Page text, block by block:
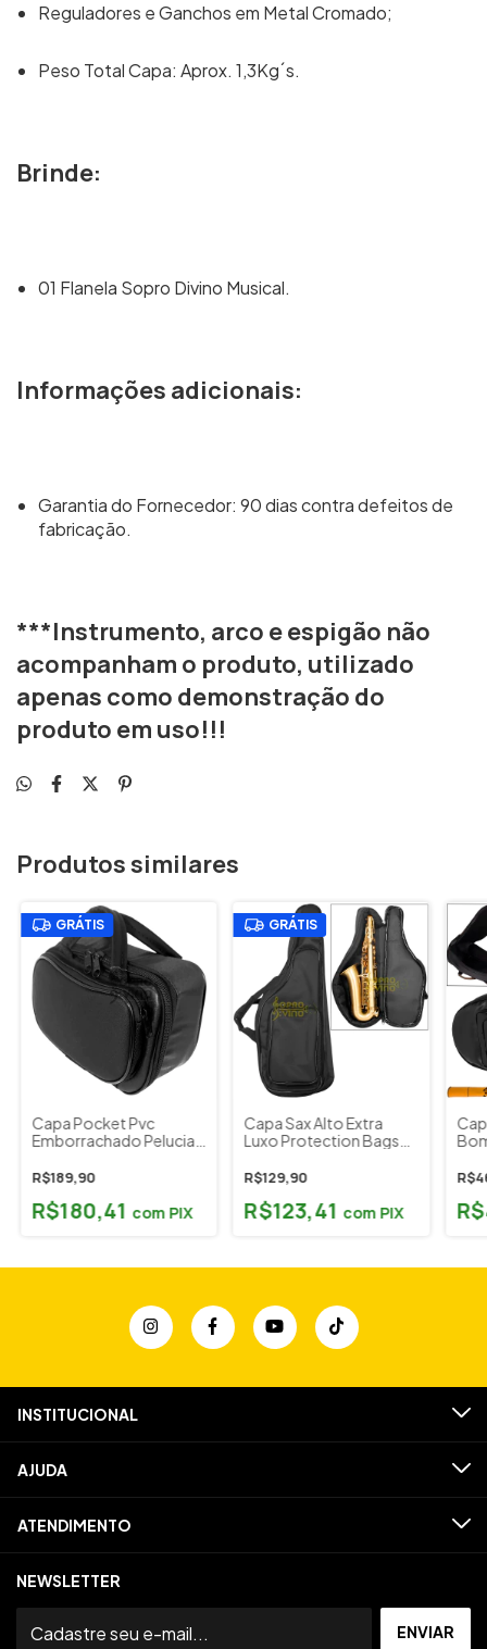
Reguladores e Ganchos em Metal Cromado;
Peso Total Capa: Aprox. 1,3Kg´s.
Brinde:
01 Flanela Sopro Divino Musical.
Informações adicionais:
Garantia do Fornecedor: 90 dias contra defeitos de
fabricação.
***Instrumento, arco e espigão não
acompanham o produto, utilizado
apenas como demonstração do
produto em uso!!!
Produtos similares
GRÁTIS
Capa Pocket Pvc
Emborrachado Pelucia
Protection Bags
R$189,90
R$180,41 com PIX
GRÁTIS
Capa Sax Alto Extra
Luxo Protection Bags
R$129,90
R$123,41 com PIX
INSTITUCIONAL
AJUDA
ATENDIMENTO
NEWSLETTER